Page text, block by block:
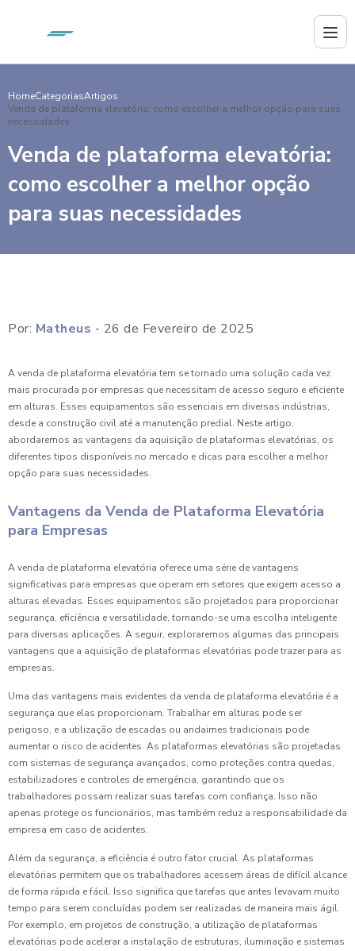
HomeCategoriasArtigos
Venda de plataforma elevatória: como escolher a melhor opção para suas
necessidades
Venda de plataforma elevatória:
como escolher a melhor opção
para suas necessidades
Por: Matheus - 26 de Fevereiro de 2025
A venda de plataforma elevatória tem se tornado uma solução cada vez
mais procurada por empresas que necessitam de acesso seguro e eficiente
em alturas. Esses equipamentos são essenciais em diversas indústrias,
desde a construção civil até a manutenção predial. Neste artigo,
abordaremos as vantagens da aquisição de plataformas elevatórias, os
diferentes tipos disponíveis no mercado e dicas para escolher a melhor
opção para suas necessidades.
Vantagens da Venda de Plataforma Elevatória
para Empresas
A venda de plataforma elevatória oferece uma série de vantagens
significativas para empresas que operam em setores que exigem acesso a
alturas elevadas. Esses equipamentos são projetados para proporcionar
segurança, eficiência e versatilidade, tornando-se uma escolha inteligente
para diversas aplicações. A seguir, exploraremos algumas das principais
vantagens que a aquisição de plataformas elevatórias pode trazer para as
empresas.
Uma das vantagens mais evidentes da venda de plataforma elevatória é a
segurança que elas proporcionam. Trabalhar em alturas pode ser
perigoso, e a utilização de escadas ou andaimes tradicionais pode
aumentar o risco de acidentes. As plataformas elevatórias são projetadas
com sistemas de segurança avançados, como proteções contra quedas,
estabilizadores e controles de emergência, garantindo que os
trabalhadores possam realizar suas tarefas com confiança. Isso não
apenas protege os funcionários, mas também reduz a responsabilidade da
empresa em caso de acidentes.
Além da segurança, a eficiência é outro fator crucial. As plataformas
elevatórias permitem que os trabalhadores acessem áreas de difícil alcance
de forma rápida e fácil. Isso significa que tarefas que antes levavam muito
tempo para serem concluídas podem ser realizadas de maneira mais ágil.
Por exemplo, em projetos de construção, a utilização de plataformas
elevatórias pode acelerar a instalação de estruturas, iluminação e sistemas